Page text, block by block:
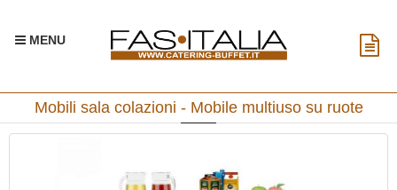
MENU
Mobili sala colazioni - Mobile multiuso su ruote